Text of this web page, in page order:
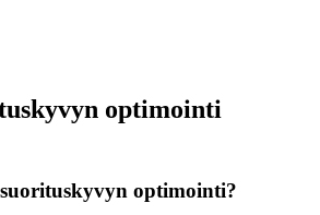
optimointi
optimointi?